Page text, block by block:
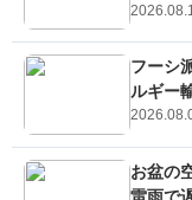
フーシ
ルギー
お盆の